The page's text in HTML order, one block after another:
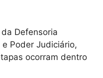
Defensoria
Poder Judiciário,
ocorram dentro